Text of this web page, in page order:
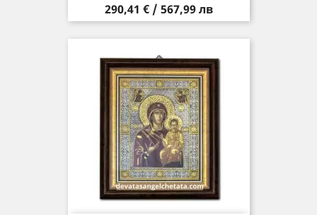
Цена
290,41 € / 567,99 лв